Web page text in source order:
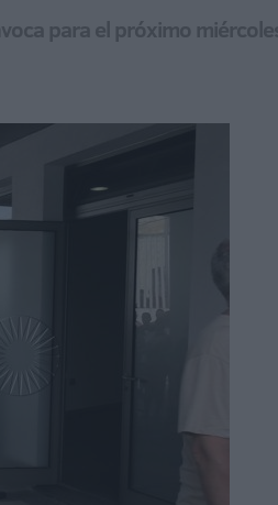
para el próximo